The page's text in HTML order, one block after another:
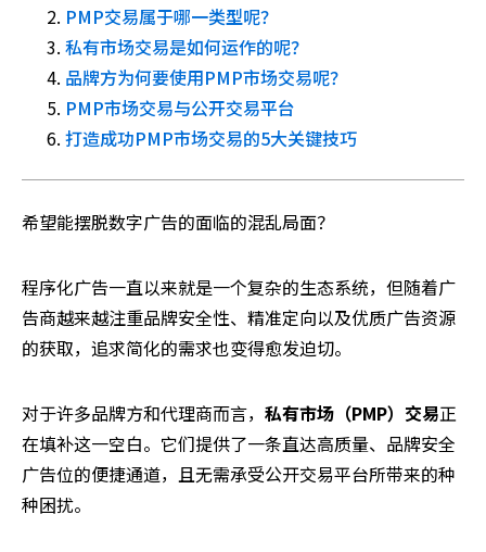
PMP交易属于哪一类型呢？
私有市场交易是如何运作的呢？
品牌方为何要使用PMP市场交易呢？
PMP市场交易与公开交易平台
打造成功PMP市场交易的5大关键技巧
希望能摆脱数字广告的面临的混乱局面？
程序化广告一直以来就是一个复杂的生态系统，但随着广
告商越来越注重品牌安全性、精准定向以及优质广告资源
的获取，追求简化的需求也变得愈发迫切。
对于许多品牌方和代理商而言， 私有市场（PMP）交易正
在填补这一空白。它们提供了一条直达高质量、品牌安全
广告位的便捷通道，且无需承受公开交易平台所带来的种
种困扰。